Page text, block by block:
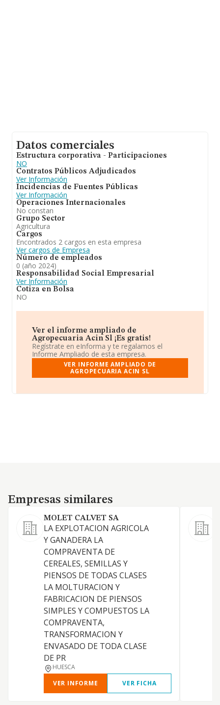
Datos comerciales
Estructura corporativa - Participaciones
NO
Contratos Públicos Adjudicados
Ver Información
Incidencias de Fuentes Públicas
Ver Información
Operaciones Internacionales
No constan
Grupo Sector
Agricultura
Cargos
Encontrados 2 cargos en esta empresa
Ver cargos de Empresa
Número de empleados
0 (año 2024)
Responsabilidad Social Empresarial
Ver Información
Cotiza en Bolsa
NO
Ver el informe ampliado de
Agropecuaria Acin Sl ¡Es gratis!
Regístrate en eInforma y te regalamos el
Informe Ampliado de esta empresa.
VER INFORME AMPLIADO DE
AGROPECUARIA ACIN SL
Empresas similares
Empresas similares
MOLET CALVET SA
LA EXPLOTACION AGRICOLA
Y GANADERA LA
COMPRAVENTA DE
CEREALES, SEMILLAS Y
PIENSOS DE TODAS CLASES
LA MOLTURACION Y
FABRICACION DE PIENSOS
SIMPLES Y COMPUESTOS LA
COMPRAVENTA,
TRANSFORMACION Y
ENVASADO DE TODA CLASE
DE PR
HUESCA
VER INFORME
VER FICHA